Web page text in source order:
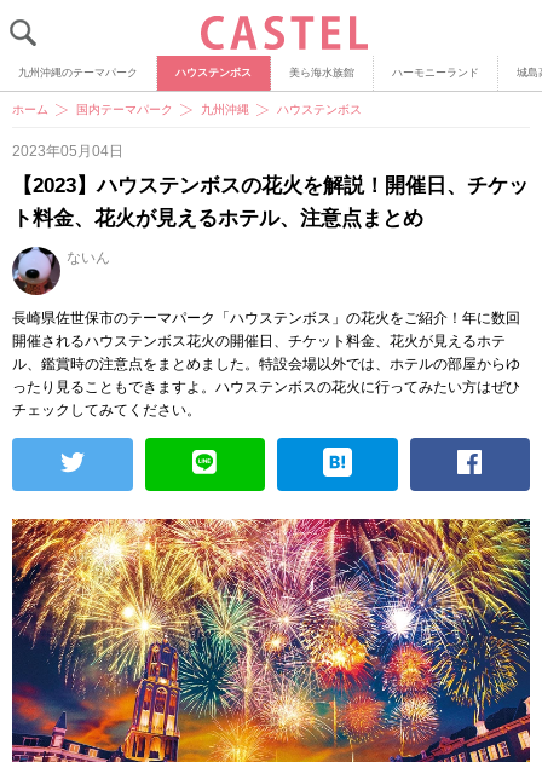
九州沖縄のテーマパーク ハウステンボス 美ら海水族館 ハーモニーランド 城島
ホーム 国内テーマパーク 九州沖縄 ハウステンボス
2023年05月04日
【2023】ハウステンボスの花火を解説！開催日、チケッ
ト料金、花火が見えるホテル、注意点まとめ
ないん
長崎県佐世保市のテーマパーク「ハウステンボス」の花火をご紹介！年に数回
開催されるハウステンボス花火の開催日、チケット料金、花火が見えるホテ
ル、鑑賞時の注意点をまとめました。特設会場以外では、ホテルの部屋からゆ
ったり見ることもできますよ。ハウステンボスの花火に行ってみたい方はぜひ
チェックしてみてください。